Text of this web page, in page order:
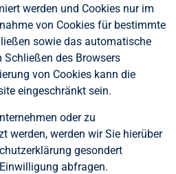
werden und Cookies nur im
von Cookies für bestimmte
sowie das automatische
Schließen des Browsers
von Cookies kann die
eingeschränkt sein.
oder zu
werden, werden wir Sie hierüber
gesondert
abfragen.